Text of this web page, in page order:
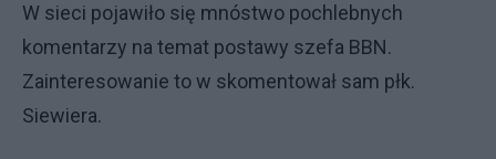
W sieci pojawiło się mnóstwo pochlebnych
komentarzy na temat postawy szefa BBN.
Zainteresowanie to w skomentował sam płk.
Siewiera.